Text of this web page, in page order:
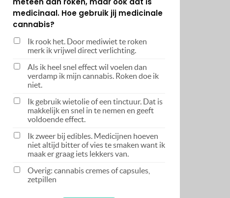
medicinaal. Hoe gebruik jij medicinale
cannabis?
Ik rook het. Door mediwiet te roken
merk ik vrijwel direct verlichting.
Als ik heel snel effect wil voelen dan
verdamp ik mijn cannabis. Roken doe ik
niet.
Ik gebruik wietolie of een tinctuur. Dat is
makkelijk en snel in te nemen en geeft
voldoende effect.
Ik zweer bij edibles. Medicijnen hoeven
niet altijd bitter of vies te smaken want ik
maak er graag iets lekkers van.
Overig: cannabis cremes of capsules,
zetpillen